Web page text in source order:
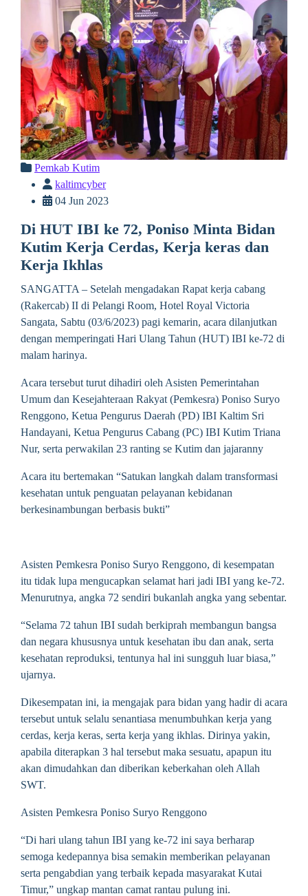
Pemkab Kutim
kaltimcyber
04 Jun 2023
Di HUT IBI ke 72, Poniso Minta Bidan
Kutim Kerja Cerdas, Kerja keras dan
Kerja Ikhlas
SANGATTA – Setelah mengadakan Rapat kerja cabang
(Rakercab) II di Pelangi Room, Hotel Royal Victoria
Sangata, Sabtu (03/6/2023) pagi kemarin, acara dilanjutkan
dengan memperingati Hari Ulang Tahun (HUT) IBI ke-72 di
malam harinya.
Acara tersebut turut dihadiri oleh Asisten Pemerintahan
Umum dan Kesejahteraan Rakyat (Pemkesra) Poniso Suryo
Renggono, Ketua Pengurus Daerah (PD) IBI Kaltim Sri
Handayani, Ketua Pengurus Cabang (PC) IBI Kutim Triana
Nur, serta perwakilan 23 ranting se Kutim dan jajaranny
Acara itu bertemakan “Satukan langkah dalam transformasi
kesehatan untuk penguatan pelayanan kebidanan
berkesinambungan berbasis bukti”
Asisten Pemkesra Poniso Suryo Renggono, di kesempatan
itu tidak lupa mengucapkan selamat hari jadi IBI yang ke-72.
Menurutnya, angka 72 sendiri bukanlah angka yang sebentar.
“Selama 72 tahun IBI sudah berkiprah membangun bangsa
dan negara khususnya untuk kesehatan ibu dan anak, serta
kesehatan reproduksi, tentunya hal ini sungguh luar biasa,”
ujarnya.
Dikesempatan ini, ia mengajak para bidan yang hadir di acara
tersebut untuk selalu senantiasa menumbuhkan kerja yang
cerdas, kerja keras, serta kerja yang ikhlas. Dirinya yakin,
apabila diterapkan 3 hal tersebut maka sesuatu, apapun itu
akan dimudahkan dan diberikan keberkahan oleh Allah
SWT.
Asisten Pemkesra Poniso Suryo Renggono
“Di hari ulang tahun IBI yang ke-72 ini saya berharap
semoga kedepannya bisa semakin memberikan pelayanan
serta pengabdian yang terbaik kepada masyarakat Kutai
Timur,” ungkap mantan camat rantau pulung ini.